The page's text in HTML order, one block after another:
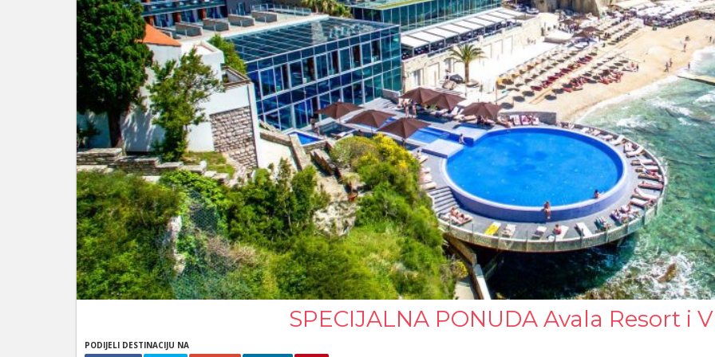
SPECIJALNA PONUDA Avala Resort i
PODIJELI DESTINACIJU NA